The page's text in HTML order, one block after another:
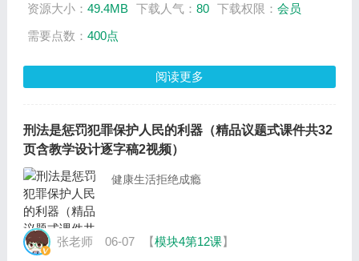
资源大小： 49.4MB 下载人气： 80 下载权限： 会员
需要点数： 400点
阅读更多
刑法是惩罚犯罪保护人民的利器（精品议题式课件共32
页含教学设计逐字稿2视频）
健康生活拒绝成瘾
张老师 06-07 【模块4第12课】